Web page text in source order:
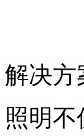
解决方
照明